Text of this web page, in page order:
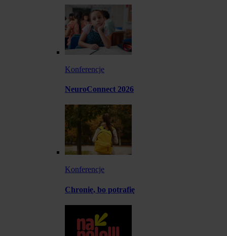
Konferencje
NeuroConnect 2026
Konferencje
Chronię, bo potrafię